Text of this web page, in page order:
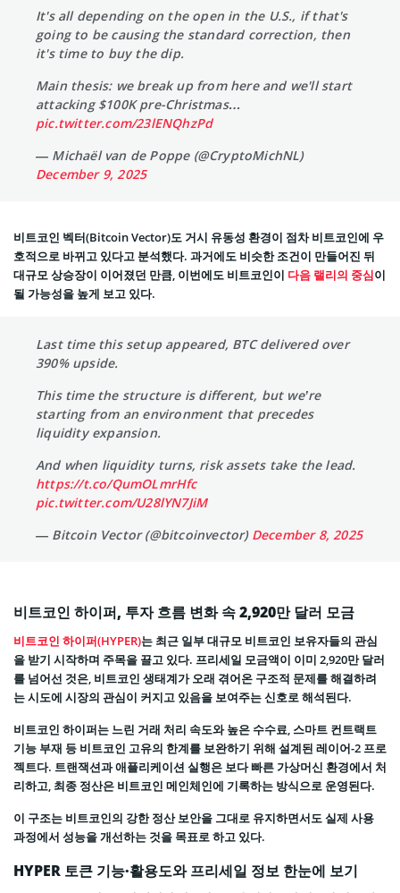
It's all depending on the open in the U.S., if that's
going to be causing the standard correction, then
it's time to buy the dip.
Main thesis: we break up from here and we'll start
attacking $100K pre-Christmas…
pic.twitter.com/23lENQhzPd
— Michaël van de Poppe (@CryptoMichNL)
December 9, 2025
비트코인 벡터(Bitcoin Vector)도 거시 유동성 환경이 점차 비트코인에 우
호적으로 바뀌고 있다고 분석했다. 과거에도 비슷한 조건이 만들어진 뒤
대규모 상승장이 이어졌던 만큼, 이번에도 비트코인이 다음 랠리의 중심이
될 가능성을 높게 보고 있다.
Last time this setup appeared, BTC delivered over
390% upside.
This time the structure is different, but we’re
starting from an environment that precedes
liquidity expansion.
And when liquidity turns, risk assets take the lead.
https://t.co/QumOLmrHfc
pic.twitter.com/U28lYN7JiM
— Bitcoin Vector (@bitcoinvector) December 8, 2025
비트코인 하이퍼, 투자 흐름 변화 속 2,920만 달러 모금
비트코인 하이퍼(HYPER)는 최근 일부 대규모 비트코인 보유자들의 관심
을 받기 시작하며 주목을 끌고 있다. 프리세일 모금액이 이미 2,920만 달러
를 넘어선 것은, 비트코인 생태계가 오래 겪어온 구조적 문제를 해결하려
는 시도에 시장의 관심이 커지고 있음을 보여주는 신호로 해석된다.
비트코인 하이퍼는 느린 거래 처리 속도와 높은 수수료, 스마트 컨트랙트
기능 부재 등 비트코인 고유의 한계를 보완하기 위해 설계된 레이어-2 프로
젝트다. 트랜잭션과 애플리케이션 실행은 보다 빠른 가상머신 환경에서 처
리하고, 최종 정산은 비트코인 메인체인에 기록하는 방식으로 운영된다.
이 구조는 비트코인의 강한 정산 보안을 그대로 유지하면서도 실제 사용
과정에서 성능을 개선하는 것을 목표로 하고 있다.
HYPER 토큰 기능·활용도와 프리세일 정보 한눈에 보기